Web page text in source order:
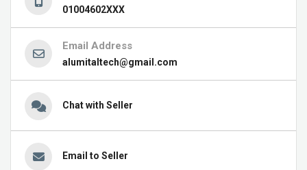
01004602XXX
Email Address
alumitaltech@gmail.com
Chat with Seller
Email to Seller